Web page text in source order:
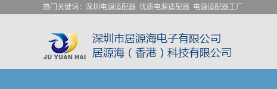
热门关键词： 深圳电源适配器 优质电源适配器 电源适配器工厂